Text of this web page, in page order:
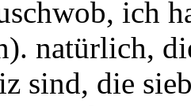
ich
natürlich,
sind, die